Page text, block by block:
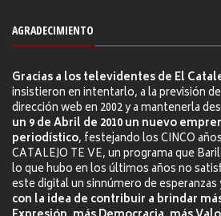
AGRADECIMIENTO
Gracias a los televidentes de El
insistieron en intentarlo, a la previsión
dirección web en 2002 y a mantenerla
un 9 de Abril de 2010 un nuevo
periodístico, festejando los CINCO
CATALEJO TE VE, un programa que
lo que hubo en los últimos años no
este digital un sinnúmero de
con la idea de contribuir a brindar